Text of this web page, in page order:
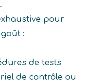
pour
:
de tests
de contrôle ou